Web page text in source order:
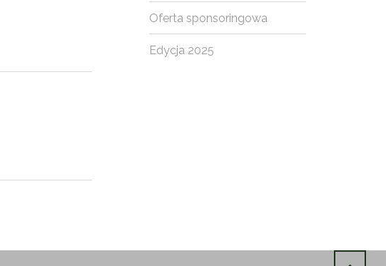
Oferta sponsoringowa
Edycja 2025